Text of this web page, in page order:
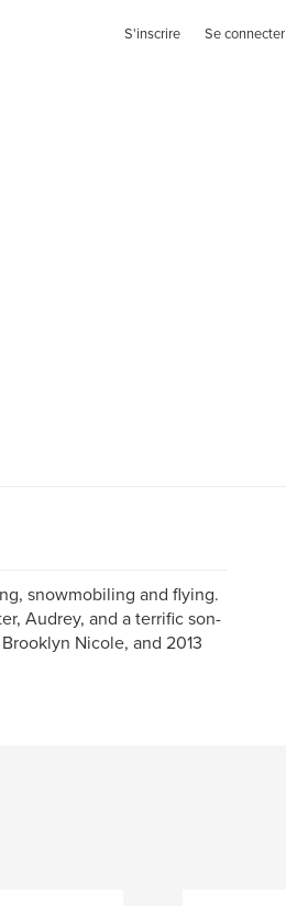
S'inscrire Se connecter
snowmobiling and flying.
Audrey, and a terrific son-
Nicole, and 2013